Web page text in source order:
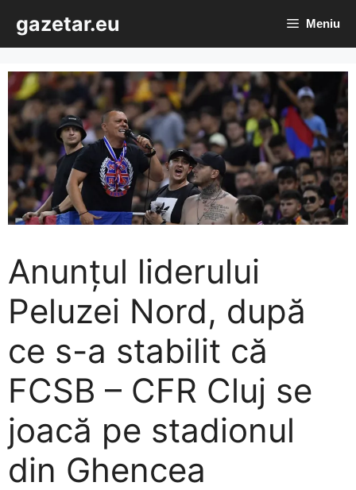
conținut
gazetar.eu Meniu
Anunțul liderului
Peluzei Nord, după
ce s-a stabilit că
FCSB – CFR Cluj se
joacă pe stadionul
din Ghencea